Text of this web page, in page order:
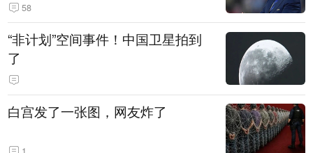
58
“非计划”空间事件！中国卫星拍到
了
白宫发了一张图，网友炸了